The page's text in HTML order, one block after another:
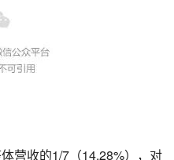
营收的1/7（14.28%），对